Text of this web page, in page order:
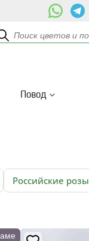
Повод
Российские розы